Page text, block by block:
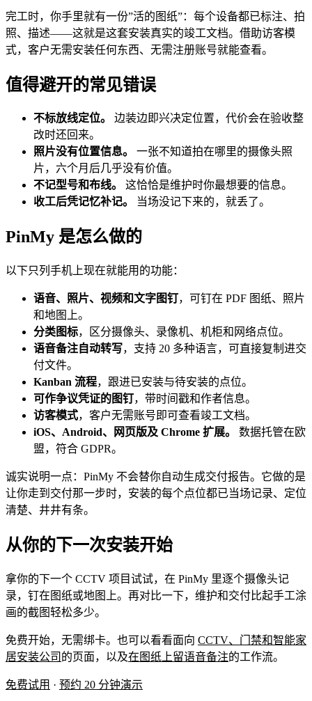
完工时，你手里就有一份”活的图纸”：每个设备都已标注、拍
照、描述——这就是这套安装真实的竣工文档。借助访客模
式，客户无需安装任何东西、无需注册账号就能查看。
值得避开的常见错误
不标放线定位。
边装边即兴决定位置，代价会在验收整
改时还回来。
照片没有位置信息。
一张不知道拍在哪里的摄像头照
片，六个月后几乎没有价值。
不记型号和布线。
这恰恰是维护时你最想要的信息。
收工后凭记忆补记。
当场没记下来的，就丢了。
PinMy 是怎么做的
以下只列手机上现在就能用的功能：
语音、照片、视频和文字图钉，可钉在 PDF 图纸、照片
和地图上。
分类图标，区分摄像头、录像机、机柜和网络点位。
语音备注自动转写，支持 20 多种语言，可直接复制进交
付文件。
Kanban 流程，跟进已安装与待安装的点位。
可作争议凭证的图钉，带时间戳和作者信息。
访客模式，客户无需账号即可查看竣工文档。
iOS、Android、网页版及 Chrome 扩展。
数据托管在欧
盟，符合 GDPR。
诚实说明一点：PinMy 不会替你自动生成交付报告。它做的是
让你走到交付那一步时，安装的每个点位都已当场记录、定位
清楚、井井有条。
从你的下一次安装开始
拿你的下一个 CCTV 项目试试，在 PinMy 里逐个摄像头记
录，钉在图纸或地图上。再对比一下，维护和交付比起手工涂
画的截图轻松多少。
免费开始，无需绑卡。也可以看看面向 CCTV、门禁和智能家
居安装公司 的页面，以及在图纸上留语音备注的工作流。
免费试用 · 预约 20 分钟演示